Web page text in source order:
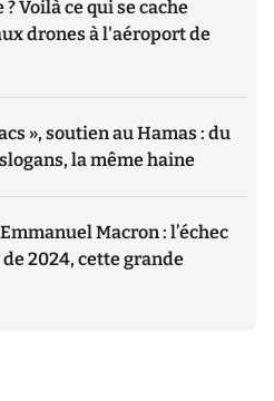
Voilà ce qui se cache
drones à l'aéroport de
», soutien au Hamas : du
la même haine
Macron : l’échec
2024, cette grande